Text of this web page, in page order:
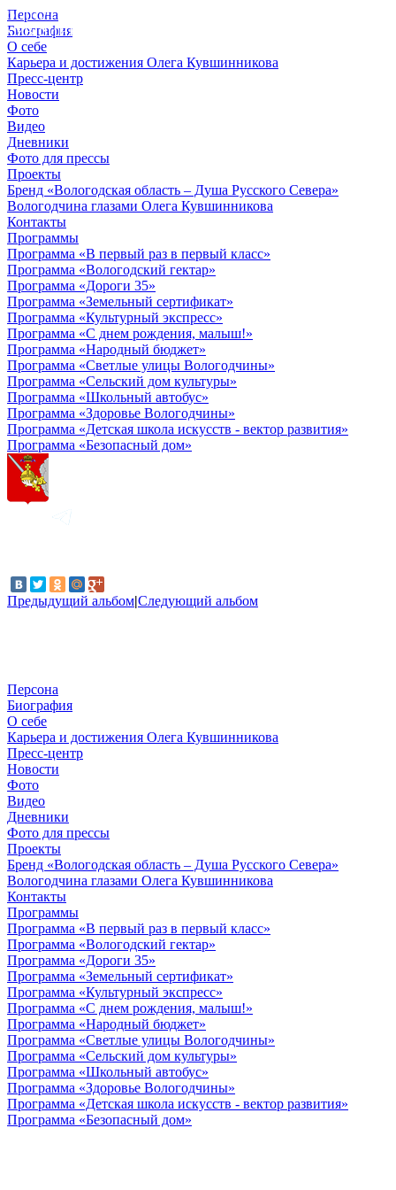
Персона
Биография
О себе
Карьера и достижения Олега Кувшинникова
Пресс-центр
Новости
Фото
Видео
Дневники
Фото для прессы
Проекты
Бренд «Вологодская область – Душа Русского Севера»
Вологодчина глазами Олега Кувшинникова
Контакты
Программы
Программа «В первый раз в первый класс»
Программа «Вологодский гектар»
Программа «Дороги 35»
Программа «Земельный сертификат»
Программа «Культурный экспресс»
Программа «С днем рождения, малыш!»
Программа «Народный бюджет»
Программа «Светлые улицы Вологодчины»
Программа «Сельский дом культуры»
Программа «Школьный автобус»
Программа «Здоровье Вологодчины»
Программа «Детская школа искусств - вектор развития»
Программа «Безопасный дом»
Предыдущий альбом|Следующий альбом
© 2012 - 2023,
КУВШИННИКОВ О.А.
Персона
Биография
О себе
Карьера и достижения Олега Кувшинникова
Пресс-центр
Новости
Фото
Видео
Дневники
Фото для прессы
Проекты
Бренд «Вологодская область – Душа Русского Севера»
Вологодчина глазами Олега Кувшинникова
Контакты
Программы
Программа «В первый раз в первый класс»
Программа «Вологодский гектар»
Программа «Дороги 35»
Программа «Земельный сертификат»
Программа «Культурный экспресс»
Программа «С днем рождения, малыш!»
Программа «Народный бюджет»
Программа «Светлые улицы Вологодчины»
Программа «Сельский дом культуры»
Программа «Школьный автобус»
Программа «Здоровье Вологодчины»
Программа «Детская школа искусств - вектор развития»
Программа «Безопасный дом»